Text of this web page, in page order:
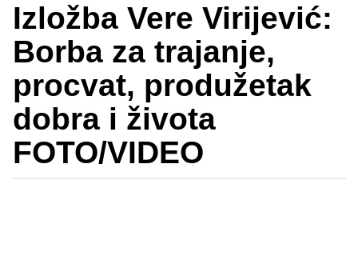
Izložba Vere Virijević:
Borba za trajanje,
procvat, produžetak
dobra i života
FOTO/VIDEO